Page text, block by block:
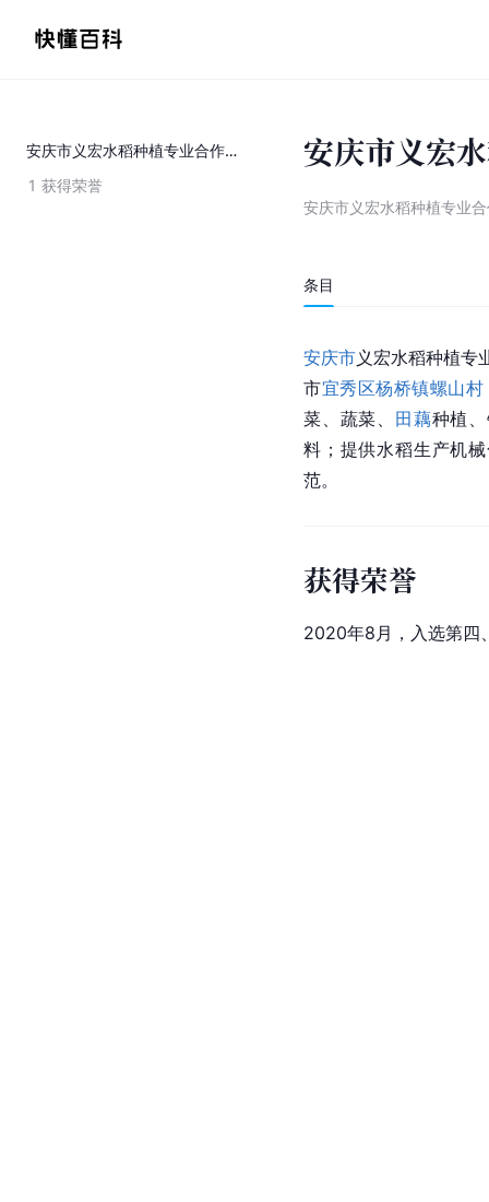
安庆市义宏水稻种植专业合作社
1 获得荣誉
安庆市义宏
安庆市义宏水稻种植专业
条目
安庆市义宏水稻种植专
市宜秀区杨桥镇螺山村
菜、蔬菜、 田藕种植
料；提供水稻生产机
范。
获得荣誉
2020年8月，入选第四